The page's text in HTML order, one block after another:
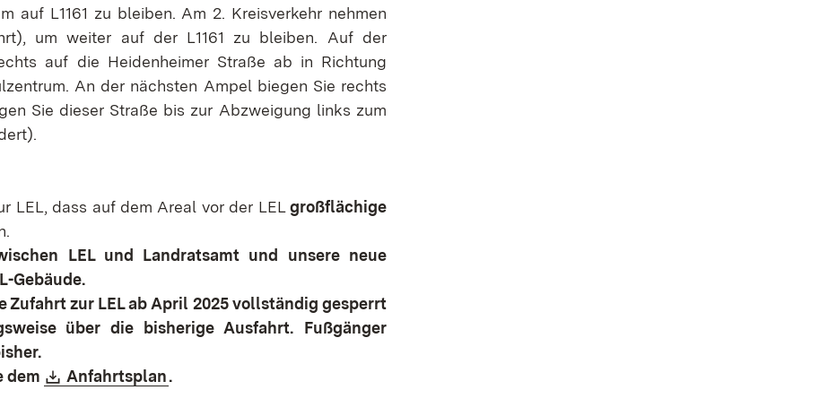
auf L1161 zu bleiben. Am 2. Kreisverkehr nehmen
um weiter auf der L1161 zu bleiben. Auf der
auf die Heidenheimer Straße ab in Richtung
An der nächsten Ampel biegen Sie rechts
Sie dieser Straße bis zur Abzweigung links zum
LEL, dass auf dem Areal vor der LELgroßflächige
LEL und Landratsamt und unsere neue
Gebäude.
Zufahrt zur LEL ab April 2025 vollständig gesperrt
über die bisherige Ausfahrt.
Fußgänger
dem
Download:
Anfahrtsplan.